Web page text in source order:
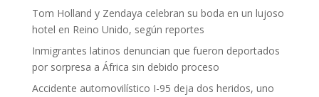
Tom Holland y Zendaya celebran su boda en un lujoso
hotel en Reino Unido, según reportes
Inmigrantes latinos denuncian que fueron deportados
por sorpresa a África sin debido proceso
Accidente automovilístico I-95 deja dos heridos, uno